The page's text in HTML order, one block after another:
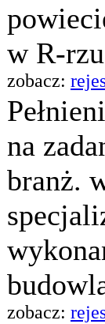
w R-
zobacz:
na
branż.
zobacz: